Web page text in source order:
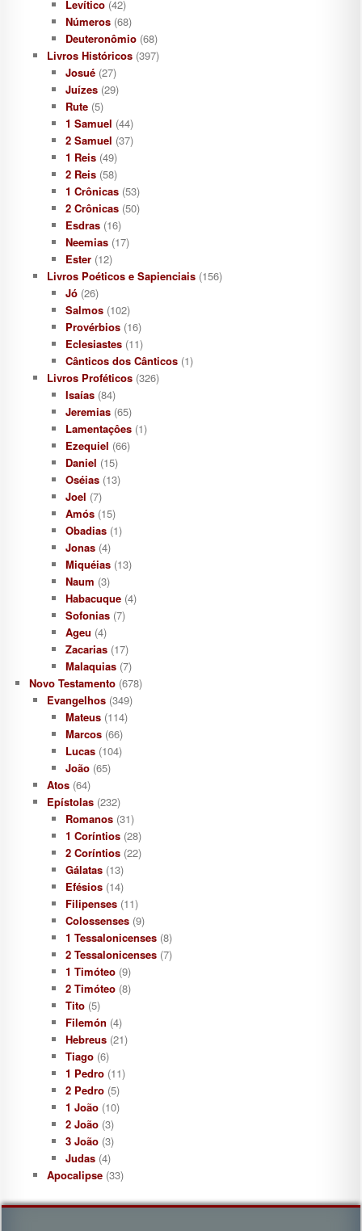
Levítico(42)
Números(68)
Deuteronômio(68)
Livros Históricos (397)
Josué(27)
Juízes(29)
Rute(5)
1 Samuel (44)
2 Samuel (37)
1 Reis(49)
2 Reis(58)
1 Crônicas(53)
2 Crônicas(50)
Esdras(16)
Neemias(17)
Ester(12)
Livros Poéticos e Sapienciais (156)
Jó(26)
Salmos(102)
Provérbios(16)
Eclesiastes(11)
Cânticos dos Cânticos(1)
Livros Proféticos (326)
Isaías(84)
Jeremias(65)
Lamentaçôes(1)
Ezequiel (66)
Daniel (15)
Oséias(13)
Joel (7)
Amós(15)
Obadias(1)
Jonas(4)
Miquéias(13)
Naum (3)
Habacuque(4)
Sofonias(7)
Ageu (4)
Zacarias(17)
Malaquias(7)
Novo Testamento(678)
Evangelhos (349)
Mateus(114)
Marcos(66)
Lucas(104)
João(65)
Atos (64)
Epístolas (232)
Romanos(31)
1 Coríntios(28)
2 Coríntios(22)
Gálatas(13)
Efésios(14)
Filipenses(11)
Colossenses(9)
1 Tessalonicenses(8)
2 Tessalonicenses(7)
1 Timóteo(9)
2 Timóteo(8)
Tito(5)
Filemón (4)
Hebreus(21)
Tiago(6)
1 Pedro(11)
2 Pedro(5)
1 João(10)
2 João(3)
3 João(3)
Judas(4)
Apocalipse (33)